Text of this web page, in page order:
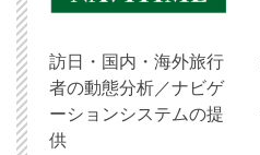
訪日・国内・海外旅行
者の動態分析／ナビゲ
ーションシステムの提
供